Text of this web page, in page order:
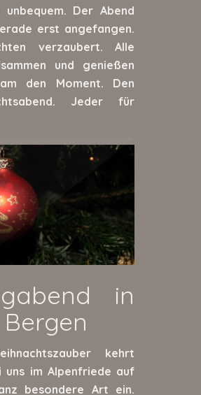
Der Abend
erst angefangen.
verzaubert. Alle
und genießen
den Moment. Den
Jeder für
in
kehrt
uns im Alpenfriede auf
besondere Art ein.